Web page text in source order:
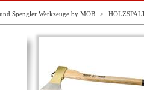
Spengler Werkzeuge by MOB >